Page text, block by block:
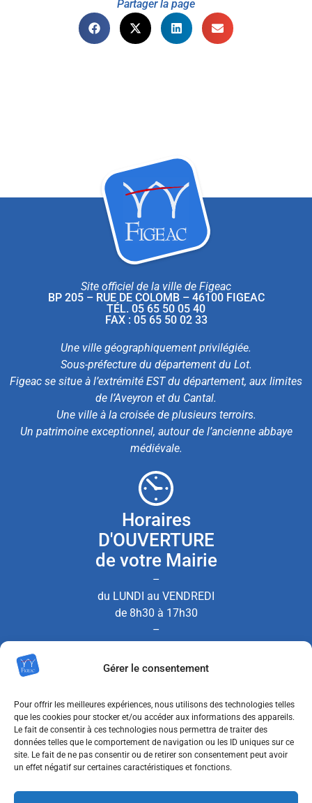
Gérer le consentement
Pour offrir les meilleures expériences, nous utilisons des technologies telles
que les cookies pour stocker et/ou accéder aux informations des appareils.
Le fait de consentir à ces technologies nous permettra de traiter des
données telles que le comportement de navigation ou les ID uniques sur ce
site. Le fait de ne pas consentir ou de retirer son consentement peut avoir
un effet négatif sur certaines caractéristiques et fonctions.
Partager la page
Site officiel de la ville de Figeac
BP 205 – RUE DE COLOMB – 46100 FIGEAC
TÉL. 05 65 50 05 40
FAX : 05 65 50 02 33
Une ville géographiquement privilégiée.
Sous-préfecture du département du Lot.
Figeac se situe à l’extrémité EST du département, aux limites
de l’Aveyron et du Cantal.
Une ville à la croisée de plusieurs terroirs.
Un patrimoine exceptionnel, autour de l’ancienne abbaye
médiévale.
Horaires
D'OUVERTURE
de votre Mairie
–
du LUNDI au VENDREDI
de 8h30 à 17h30
–
Nous contacter
MENTIONS LÉGALES